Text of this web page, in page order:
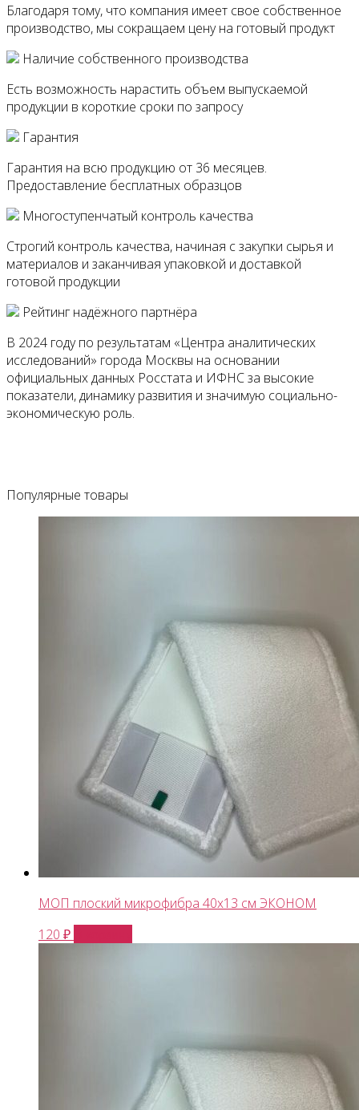
Благодаря тому, что компания имеет свое собственное
производство, мы сокращаем цену на готовый продукт
Наличие собственного производства
Есть возможность нарастить объем выпускаемой
продукции в короткие сроки по запросу
Гарантия
Гарантия на всю продукцию от 36 месяцев.
Предоставление бесплатных образцов
Многоступенчатый контроль качества
Строгий контроль качества, начиная с закупки сырья и
материалов и заканчивая упаковкой и доставкой
готовой продукции
Рейтинг надёжного партнёра
В 2024 году по результатам «Центра аналитических
исследований» города Москвы на основании
официальных данных Росстата и ИФНС за высокие
показатели, динамику развития и значимую социально-
экономическую роль.
Популярные товары
МОП плоский микрофибра 40х13 см ЭКОНОМ
120 ₽